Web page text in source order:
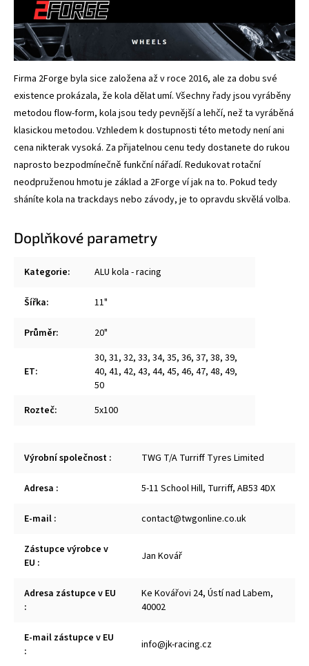
Firma 2Forge byla sice založena až v roce 2016, ale za dobu své
existence prokázala, že kola dělat umí. Všechny řady jsou vyráběny
metodou flow-form, kola jsou tedy pevnější a lehčí, než ta vyráběná
klasickou metodou. Vzhledem k dostupnosti této metody není ani
cena nikterak vysoká. Za přijatelnou cenu tedy dostanete do rukou
naprosto bezpodmínečně funkční nářadí. Redukovat rotační
neodpruženou hmotu je základ a 2Forge ví jak na to. Pokud tedy
sháníte kola na trackdays nebo závody, je to opravdu skvělá volba.
Doplňkové parametry
Kategorie: ALU kola - racing
Šířka: 11"
Průměr: 20"
ET:
30, 31, 32, 33, 34, 35, 36, 37, 38, 39,
40, 41, 42, 43, 44, 45, 46, 47, 48, 49,
50
Rozteč: 5x100
Výrobní společnost : TWG T/A Turriff Tyres Limited
Adresa : 5-11 School Hill, Turriff, AB53 4DX
E-mail : contact@twgonline.co.uk
Zástupce výrobce v
EU : Jan Kovář
Adresa zástupce v EU
:
Ke Kovářovi 24, Ústí nad Labem,
40002
E-mail zástupce v EU
:
info@jk-racing.cz